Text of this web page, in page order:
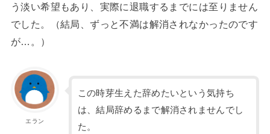
う淡い希望もあり、実際に退職するまでには至りません
でした。（結局、ずっと不満は解消されなかったのです
が…。）
エラン
この時芽生えた辞めたいという気持ち
は、結局辞めるまで解消されませんでし
た。